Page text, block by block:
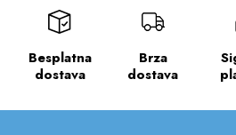
Besplatna
dostava
Brza
dostava